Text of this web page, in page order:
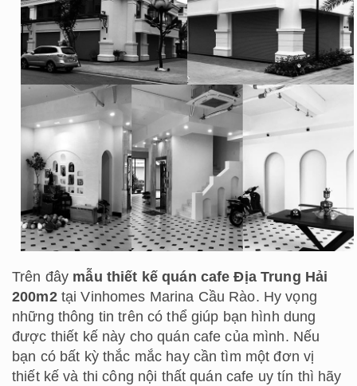
Trên đây mẫu thiết kế quán cafe Địa Trung Hải
200m2tại Vinhomes Marina Cầu Rào. Hy vọng
những thông tin trên có thể giúp bạn hình dung
được thiết kế này cho quán cafe của mình. Nếu
bạn có bất kỳ thắc mắc hay cần tìm một đơn vị
thiết kế và thi công nội thất quán cafe uy tín thì hãy